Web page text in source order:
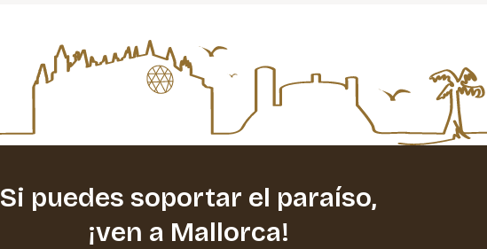
Si puedes soportar el paraíso,
¡ven a Mallorca!